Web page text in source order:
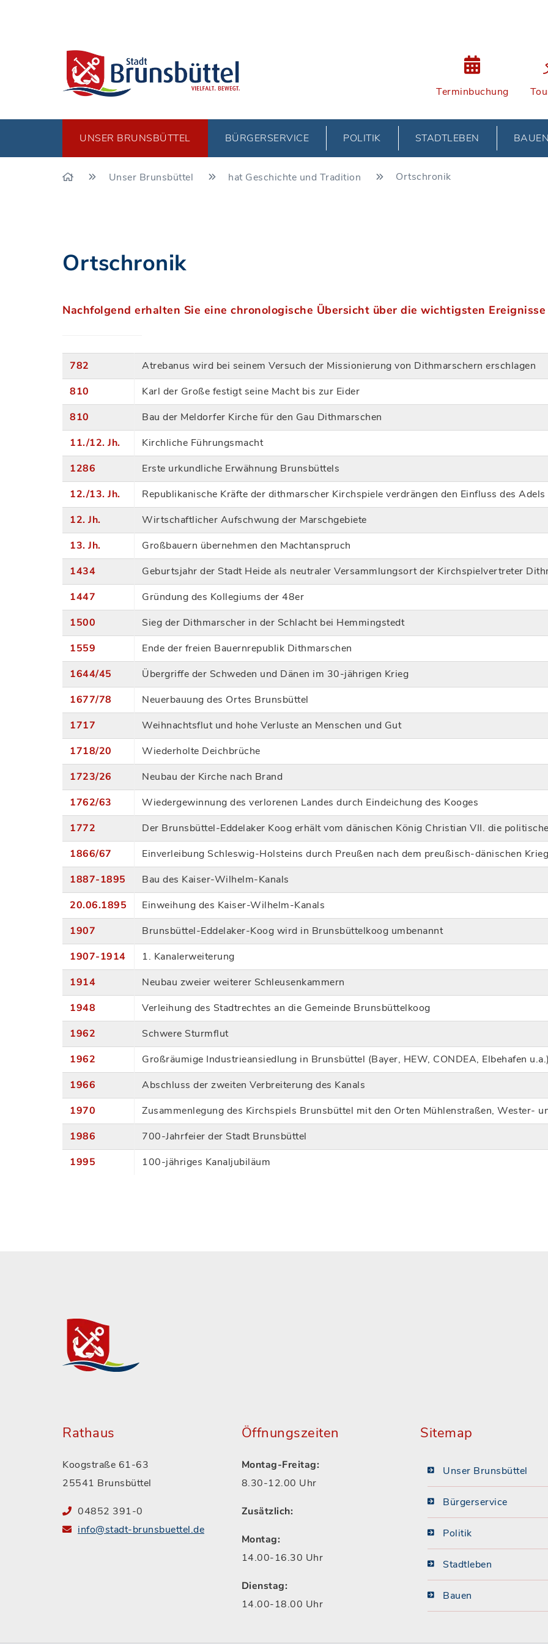
Terminbuchung
UNSER BRUNSBÜTTEL BÜRGERSERVICE POLITIK STADTLEBEN BAUEN
Unser Brunsbüttel hat Geschichte und Tradition Ortschronik
Ortschronik
Nachfolgend erhalten Sie eine chronologische Übersicht über die wichtigsten
782
Atrebanus wird bei seinem Versuch der Missionierung von Dithmarschern erschlagen
810
Karl der Große festigt seine Macht bis zur Eider
810
Bau der Meldorfer Kirche für den Gau Dithmarschen
11./12. Jh.
Kirchliche Führungsmacht
1286
Erste urkundliche Erwähnung Brunsbüttels
12./13. Jh.
Republikanische Kräfte der dithmarscher Kirchspiele verdrängen den Einfluss des Adels
12. Jh.
Wirtschaftlicher Aufschwung der Marschgebiete
13. Jh.
Großbauern übernehmen den Machtanspruch
1434
Geburtsjahr der Stadt Heide als neutraler Versammlungsort der Kirchspielvertreter
1447
Gründung des Kollegiums der 48er
1500
Sieg der Dithmarscher in der Schlacht bei Hemmingstedt
1559
Ende der freien Bauernrepublik Dithmarschen
1644/45
Übergriffe der Schweden und Dänen im 30-jährigen Krieg
1677/78
Neuerbauung des Ortes Brunsbüttel
1717
Weihnachtsflut und hohe Verluste an Menschen und Gut
1718/20
Wiederholte Deichbrüche
1723/26
Neubau der Kirche nach Brand
1762/63
Wiedergewinnung des verlorenen Landes durch Eindeichung des Kooges
1772
Der Brunsbüttel-Eddelaker Koog erhält vom dänischen König Christian VII. die
1866/67
Einverleibung Schleswig-Holsteins durch Preußen nach dem preußisch-dänischen Krieg
1887-1895
Bau des Kaiser-Wilhelm-Kanals
20.06.1895
Einweihung des Kaiser-Wilhelm-Kanals
1907
Brunsbüttel-Eddelaker-Koog wird in Brunsbüttelkoog umbenannt
1907-1914
1. Kanalerweiterung
1914
Neubau zweier weiterer Schleusenkammern
1948
Verleihung des Stadtrechtes an die Gemeinde Brunsbüttelkoog
1962
Schwere Sturmflut
1962
Großräumige Industrieansiedlung in Brunsbüttel (Bayer, HEW, CONDEA, Elbehafen u.a.)
1966
Abschluss der zweiten Verbreiterung des Kanals
1970
Zusammenlegung des Kirchspiels Brunsbüttel mit den Orten Mühlenstraßen, Wester-
1986
700-Jahrfeier der Stadt Brunsbüttel
1995
100-jähriges Kanaljubiläum
Rathaus
Koogstraße 61-63
25541 Brunsbüttel
04852 391-0
info@stadt-brunsbuettel.de
Öffnungszeiten
Montag-Freitag:
8.30-12.00 Uhr
Zusätzlich:
Montag:
14.00-16.30 Uhr
Dienstag:
14.00-18.00 Uhr
Sitemap
Unser Brunsbüttel
Bürgerservice
Politik
Stadtleben
Bauen